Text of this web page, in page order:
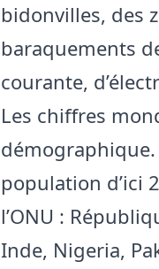
bidonvilles, des
baraquements
courante,
Les chiffres
population d’ici
l’ONU :
Inde, Nigeria,